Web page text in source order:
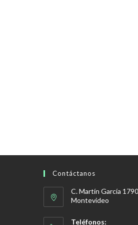
Contáctanos
C. Martín García
Montevideo
Teléfonos: